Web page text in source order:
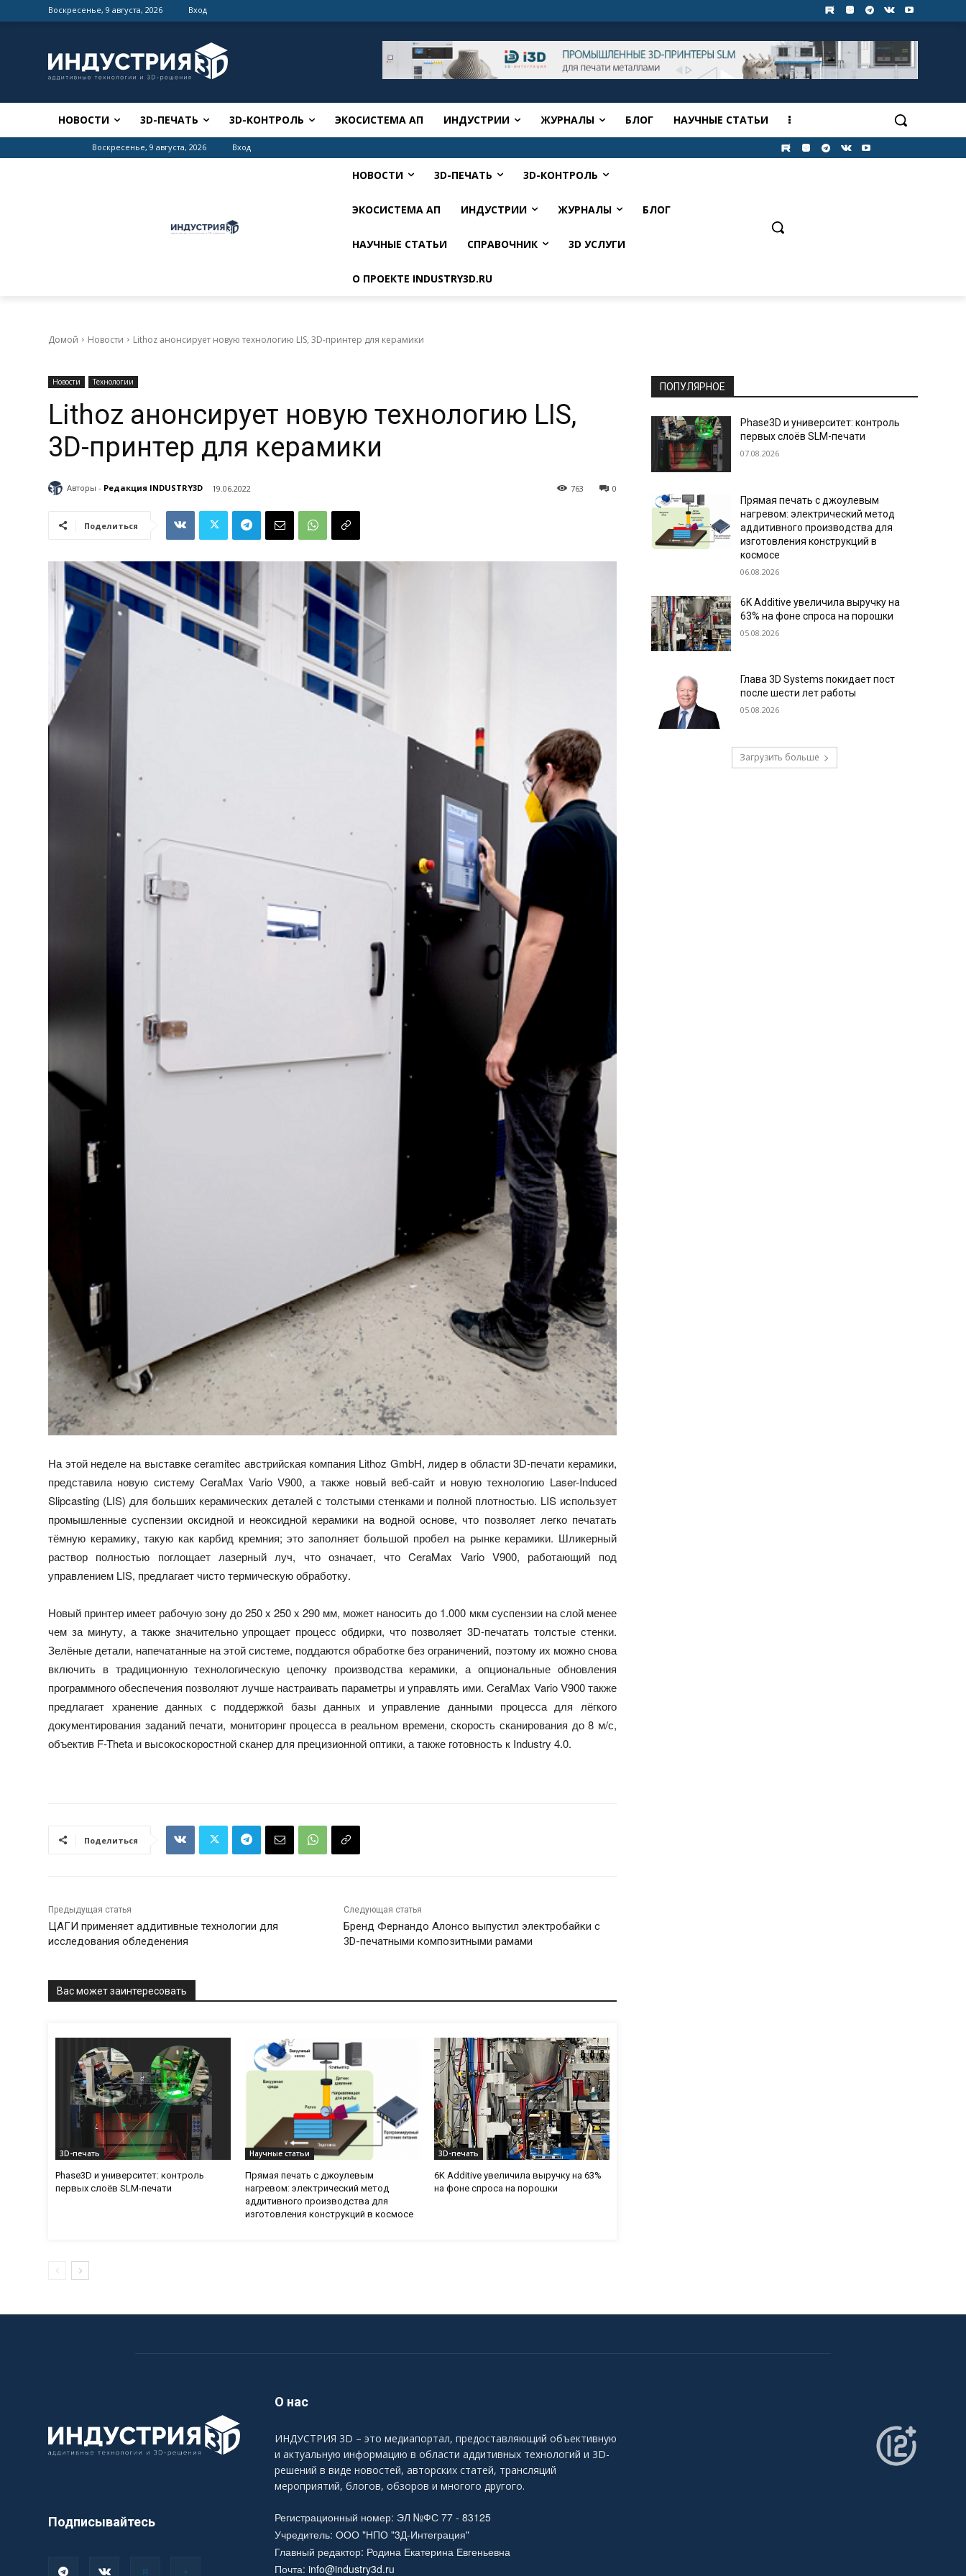
Воскресенье, 9 августа, 2026 Вход
НОВОСТИ 3D-ПЕЧАТЬ 3D-КОНТРОЛЬ ЭКОСИСТЕМА АП ИНДУСТРИИ ЖУРНАЛЫ БЛОГ НАУЧНЫЕ СТАТЬИ
Воскресенье, 9 августа, 2026 Вход
НОВОСТИ 3D-ПЕЧАТЬ 3D-КОНТРОЛЬ
ЭКОСИСТЕМА АП ИНДУСТРИИ ЖУРНАЛЫ БЛОГ
НАУЧНЫЕ СТАТЬИ СПРАВОЧНИК 3D УСЛУГИ
О ПРОЕКТЕ INDUSTRY3D.RU
Домой Новости Lithoz анонсирует новую технологию LIS, 3D-принтер для керамики
Новости Технологии
Lithoz анонсирует новую технологию LIS,
3D-принтер для керамики
Авторы - Редакция INDUSTRY3D 19.06.2022 0
763
Поделиться
На этой неделе на выставке ceramitec австрийская компания Lithoz GmbH, лидер в области 3D-печати керамики,
представила новую систему CeraMax Vario V900, а также новый веб-сайт и новую технологию Laser-Induced
Slipcasting (LIS) для больших керамических деталей с толстыми стенками и полной плотностью. LIS использует
промышленные суспензии оксидной и неоксидной керамики на водной основе, что позволяет легко печатать
тёмную керамику, такую как карбид кремния; это заполняет большой пробел на рынке керамики. Шликерный
раствор полностью поглощает лазерный луч, что означает, что CeraMax Vario V900, работающий под
управлением LIS, предлагает чисто термическую обработку.
Новый принтер имеет рабочую зону до 250 x 250 x 290 мм, может наносить до 1.000 мкм суспензии на слой менее
чем за минуту, а также значительно упрощает процесс обдирки, что позволяет 3D-печатать толстые стенки.
Зелёные детали, напечатанные на этой системе, поддаются обработке без ограничений, поэтому их можно снова
включить в традиционную технологическую цепочку производства керамики, а опциональные обновления
программного обеспечения позволяют лучше настраивать параметры и управлять ими. CeraMax Vario V900 также
предлагает хранение данных с поддержкой базы данных и управление данными процесса для лёгкого
документирования заданий печати, мониторинг процесса в реальном времени, скорость сканирования до 8 м/с,
объектив F-Theta и высокоскоростной сканер для прецизионной оптики, а также готовность к Industry 4.0.
Поделиться
Предыдущая статья
ЦАГИ применяет аддитивные технологии для
исследования обледенения
Следующая статья
Бренд Фернандо Алонсо выпустил электробайки с
3D-печатными композитными рамами
Вас может заинтересовать
3D-печать
Phase3D и университет: контроль
первых слоёв SLM-печати
Научные статьи
Прямая печать с джоулевым
нагревом: электрический метод
аддитивного производства для
изготовления конструкций в космосе
3D-печать
6K Additive увеличила выручку на 63%
на фоне спроса на порошки
ПОПУЛЯРНОЕ
Phase3D и университет: контроль
первых слоёв SLM-печати
07.08.2026
Прямая печать с джоулевым
нагревом: электрический метод
аддитивного производства для
изготовления конструкций в
космосе
06.08.2026
6K Additive увеличила выручку на
63% на фоне спроса на порошки
05.08.2026
Глава 3D Systems покидает пост
после шести лет работы
05.08.2026
Загрузить больше
О нас
ИНДУСТРИЯ 3D – это медиапортал, предоставляющий объективную
и актуальную информацию в области аддитивных технологий и 3D-
решений в виде новостей, авторских статей, трансляций
мероприятий, блогов, обзоров и многого другого.
Подписывайтесь
Регистрационный номер: ЭЛ №ФС 77 - 83125
Учредитель: ООО "НПО "3Д-Интеграция"
Главный редактор: Родина Екатерина Евгеньевна
Почта: info@industry3d.ru